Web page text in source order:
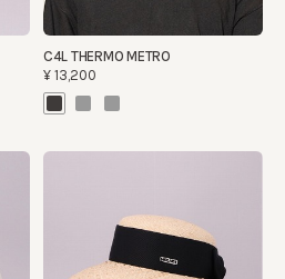
C4L THERMO METRO
¥13,200